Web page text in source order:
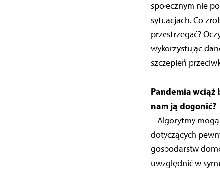
społecznym nie
sytuacjach. Co
przestrzegać?
wykorzystując
szczepień
Pandemia wciąż
nam ją dogonić?
– Algorytmy
dotyczących
gospodarstw
uwzględnić w